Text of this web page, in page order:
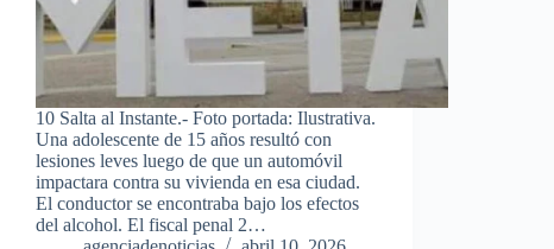
10 Salta al Instante.- Foto portada: Ilustrativa.
Una adolescente de 15 años resultó con
lesiones leves luego de que un automóvil
impactara contra su vivienda en esa ciudad.
El conductor se encontraba bajo los efectos
del alcohol. El fiscal penal 2…